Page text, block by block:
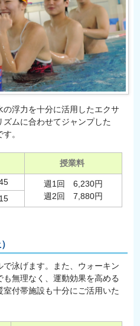
浮力を十分に活用したエクサ
ムに合わせてジャンプした
。
授業料
週1回 6,230円
週2回 7,880円
泳げます。また、ウォーキン
無理なく、運動効果を高める
付帯施設も十分にご活用いた